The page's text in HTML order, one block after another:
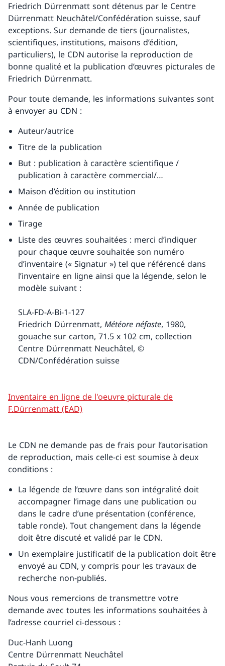
Friedrich Dürrenmatt sont détenus par le Centre
Dürrenmatt Neuchâtel/Confédération suisse, sauf
exceptions. Sur demande de tiers (journalistes,
scientifiques, institutions, maisons d’édition,
particuliers), le CDN autorise la reproduction de
bonne qualité et la publication d’œuvres picturales de
Friedrich Dürrenmatt.
Pour toute demande, les informations suivantes sont
à envoyer au CDN :
Auteur/autrice
Titre de la publication
But : publication à caractère scientifique /
publication à caractère commercial/…
Maison d’édition ou institution
Année de publication
Tirage
Liste des œuvres souhaitées : merci d’indiquer
pour chaque œuvre souhaitée son numéro
d’inventaire (« Signatur ») tel que référencé dans
l’inventaire en ligne ainsi que la légende, selon le
modèle suivant :
SLA-FD-A-Bi-1-127
Friedrich Dürrenmatt, Météore néfaste, 1980,
gouache sur carton, 71.5 x 102 cm, collection
Centre Dürrenmatt Neuchâtel, ©
CDN/Confédération suisse
Inventaire en ligne de l'oeuvre picturale de
F.Dürrenmatt (EAD)
Le CDN ne demande pas de frais pour l’autorisation
de reproduction, mais celle-ci est soumise à deux
conditions :
La légende de l’œuvre dans son intégralité doit
accompagner l’image dans une publication ou
dans le cadre d’une présentation (conférence,
table ronde). Tout changement dans la légende
doit être discuté et validé par le CDN.
Un exemplaire justificatif de la publication doit être
envoyé au CDN, y compris pour les travaux de
recherche non-publiés.
Nous vous remercions de transmettre votre
demande avec toutes les informations souhaitées à
l’adresse courriel ci-dessous :
Duc-Hanh Luong
Centre Dürrenmatt Neuchâtel